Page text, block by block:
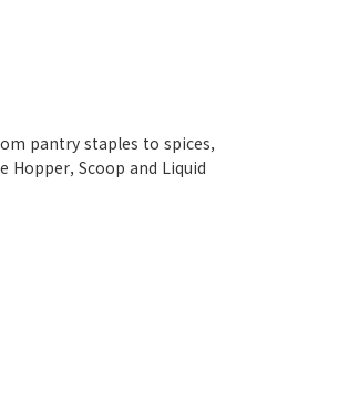
pantry staples to spices,
Scoop and Liquid